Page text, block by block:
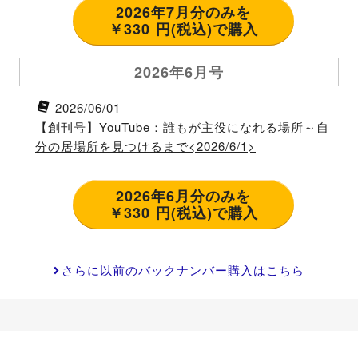
2026年7月分のみを
￥330 円(税込)で購入
2026年6月号
2026/06/01
【創刊号】YouTube：誰もが主役になれる場所～自
分の居場所を見つけるまで<2026/6/1>
2026年6月分のみを
￥330 円(税込)で購入
さらに以前のバックナンバー購入はこちら